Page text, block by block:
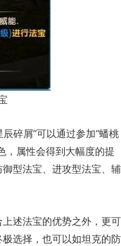
碎屑”可以通过参加“蟠桃
，属性会得到大幅度的提
型法宝、进攻型法宝、辅
述法宝的优势之外，更可
选择，也可以如坦克的防